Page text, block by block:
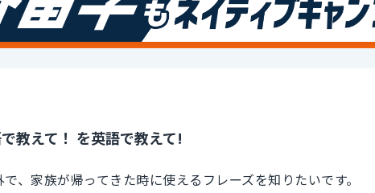
教えて！ を英語で教えて!
、家族が帰ってきた時に使えるフレーズを知りたいです。